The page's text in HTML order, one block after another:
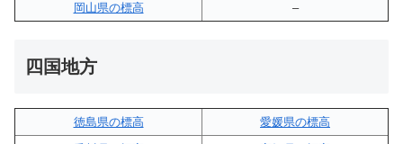
岡山県の標高
–
四国地方
徳島県の標高
愛媛県の標高